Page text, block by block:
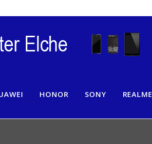
HONOR SONY REALME